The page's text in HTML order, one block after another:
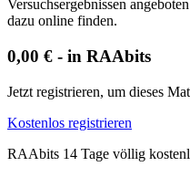
Versuchsergebnissen
dazu online finden.
0,00 € - in RAAbits
Jetzt registrieren, um dieses
Kostenlos registrieren
RAAbits 14 Tage völlig